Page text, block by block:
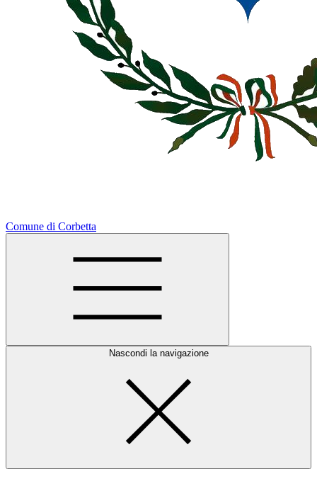
Comune di Corbetta
Nascondi la navigazione